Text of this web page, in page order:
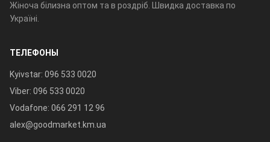
Жіноча білизна оптом та в роздріб. Швидка доставка по
Україні.
ТЕЛЕФОНЫ
Kyivstar: 096 533 0020
Viber: 096 533 0020
Vodafone: 066 291 12 96
alex@goodmarket.km.ua